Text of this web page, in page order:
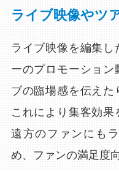
ライブ映像やツ
ライブ映像を編集
ーのプロモーション
ブの臨場感を伝えた
これにより集客効果
遠方のファンにも
め、ファンの満足度